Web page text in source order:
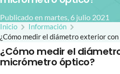
Publicado en martes, 6 julio 2021
Inicio
Información
¿Cómo medir el diámetro exterior
¿Cómo medir el
micrómetro óptico?